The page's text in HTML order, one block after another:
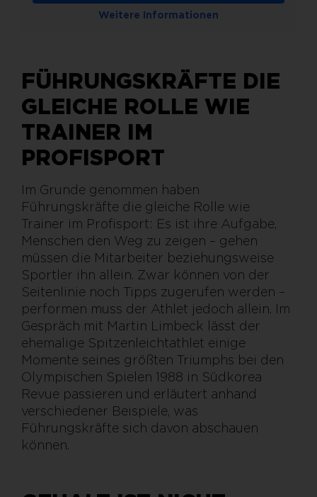
Weitere Informationen
FÜHRUNGSKRÄFTE DIE
GLEICHE ROLLE WIE
TRAINER IM
PROFISPORT
Im Grunde genommen haben
Führungskräfte die gleiche Rolle wie
Trainer im Profisport: Es ist ihre Aufgabe,
Menschen den Weg zu zeigen – gehen
müssen die Mitarbeiter beziehungsweise
Sportler ihn allein. Zwar können von der
Seitenlinie noch Tipps zugerufen werden –
performen muss der Athlet jedoch allein. Im
Gespräch mit Martin Limbeck lässt der
ehemalige Spitzenleichtathlet einige
Momente seines größten Triumphs bei den
Olympischen Spielen 1988 in Südkorea
Revue passieren und erläutert anhand
verschiedener Beispiele, was
Führungskräfte sich davon abschauen
können.